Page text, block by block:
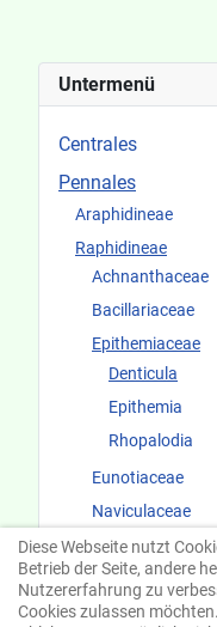
Untermenü
Centrales
Pennales
Araphidineae
Raphidineae
Achnanthaceae
Bacillariaceae
Epithemiaceae
Denticula
Epithemia
Rhopalodia
Eunotiaceae
Naviculaceae
Surirellaceae
Fundorte und
Diese Webseite nutzt
Betrieb der Seite, andere
Nutzererfahrung zu
Cookies zulassen